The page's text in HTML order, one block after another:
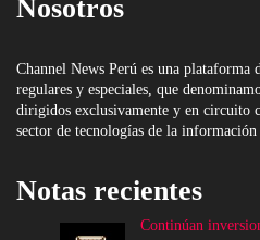
Nosotros
Channel News Perú es una plataforma
regulares y especiales, que
dirigidos exclusivamente y en circuito
sector de tecnologías de la información
Notas recientes
Continúan